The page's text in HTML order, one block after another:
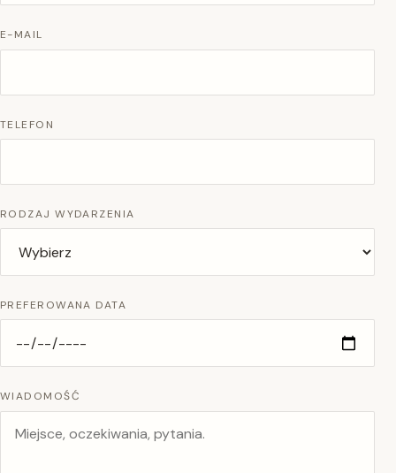
E-MAIL
TELEFON
RODZAJ WYDARZENIA
PREFEROWANA DATA
WIADOMOŚĆ